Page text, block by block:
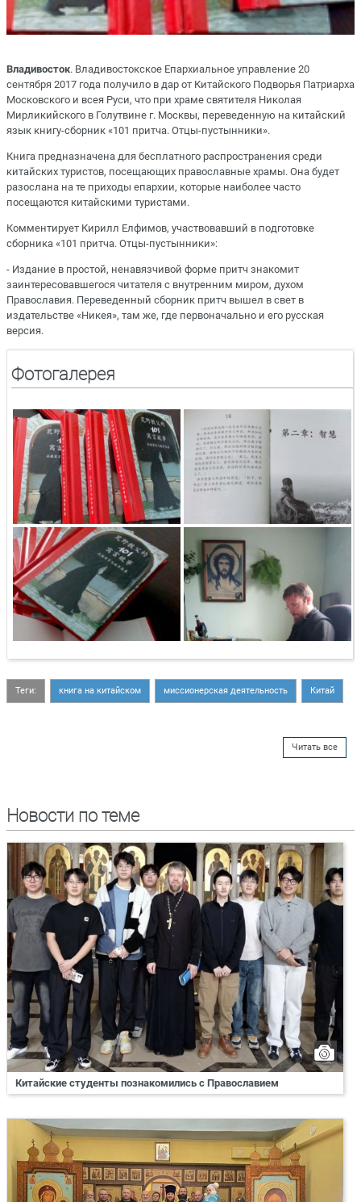
Владивосток. Владивостокское Епархиальное управление 20
сентября 2017 года получило в дар от Китайского Подворья Патриарха
Московского и всея Руси, что при храме святителя Николая
Мирликийского в Голутвине г. Москвы, переведенную на китайский
язык книгу-сборник «101 притча. Отцы-пустынники».
Книга предназначена для бесплатного распространения среди
китайских туристов, посещающих православные храмы. Она будет
разослана на те приходы епархии, которые наиболее часто
посещаются китайскими туристами.
Комментирует Кирилл Елфимов, участвовавший в подготовке
сборника «101 притча. Отцы-пустынники»:
- Издание в простой, ненавязчивой форме притч знакомит
заинтересовавшегося читателя с внутренним миром, духом
Православия. Переведенный сборник притч вышел в свет в
издательстве «Никея», там же, где первоначально и его русская
версия.
Фотогалерея
Теги: книга на китайском миссионерская деятельность Китай
Читать все
Новости по теме
Китайские студенты познакомились с Православием